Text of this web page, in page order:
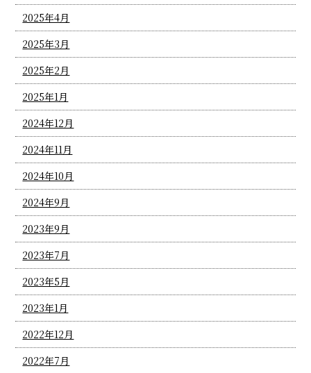
2025年4月
2025年3月
2025年2月
2025年1月
2024年12月
2024年11月
2024年10月
2024年9月
2023年9月
2023年7月
2023年5月
2023年1月
2022年12月
2022年7月